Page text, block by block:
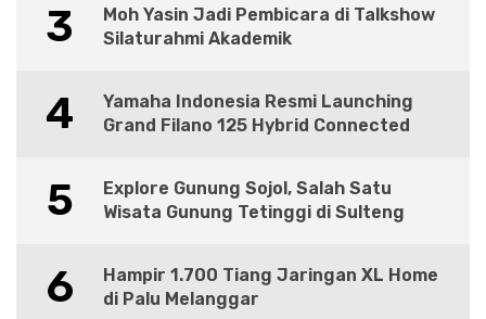
3
Moh Yasin Jadi Pembicara di Talkshow
Silaturahmi Akademik
4
Yamaha Indonesia Resmi Launching
Grand Filano 125 Hybrid Connected
5
Explore Gunung Sojol, Salah Satu
Wisata Gunung Tetinggi di Sulteng
6
Hampir 1.700 Tiang Jaringan XL Home
di Palu Melanggar